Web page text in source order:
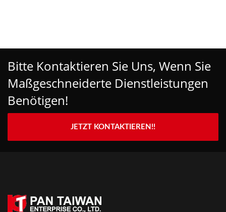
Bitte Kontaktieren Sie Uns, Wenn Sie
Maßgeschneiderte Dienstleistungen
Benötigen!
JETZT KONTAKTIEREN!!